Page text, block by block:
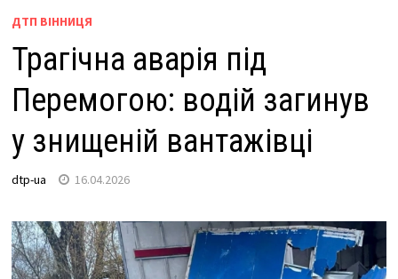
ДТП ВІННИЦЯ
Трагічна аварія під
Перемогою: водій загинув
у знищеній вантажівці
dtp-ua 16.04.2026